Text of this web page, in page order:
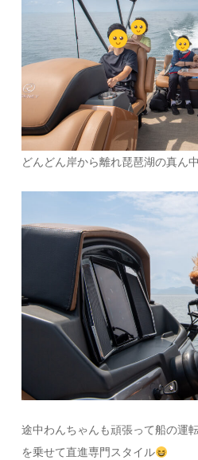
どんどん岸から離れ琵琶湖の真ん
途中わんちゃんも頑張って船の運
を乗せて直進専門スタイル